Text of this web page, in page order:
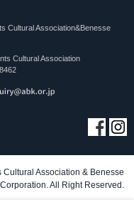
Cultural Association&Benesse
Cultural Association
Association & Benesse
Corporation. All Right Reserved.